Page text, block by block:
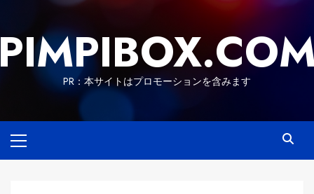
content
PR：本サイトはプロモーションを含みます
Menu